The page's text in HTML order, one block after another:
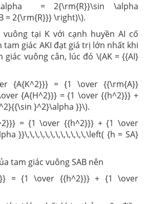
= 2{\rm{R}}\sin \alpha
= 2{\rm{R}}} \right)\).
vuông tại K với cạnh huyền AI cố
giác AKI đạt giá trị lớn nhất khi
giác vuông cân, lúc đó \(AK = {{AI}
{A{K^2}}} = {1 \over {{\rm{A}}
{A{H^2}}} = {1 \over {{h^2}}} +
}^2}\alpha }}\).
= {1 \over {{h^2}}} + {1 \over
}}\,\,\,\,\,\,\,\,\,\,\,\,\left( {h = SA}
tam giác vuông SAB nên
= {1 \over {{h^2}}} + {1 \over